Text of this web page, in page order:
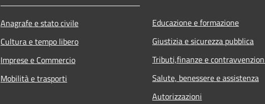
Anagrafe e stato civile
Cultura e tempo libero
Imprese e Commercio
Mobilità e trasporti
Educazione e formazione
Giustizia e sicurezza pubblica
Tributi,finanze e
Salute, benessere e assistenza
Autorizzazioni